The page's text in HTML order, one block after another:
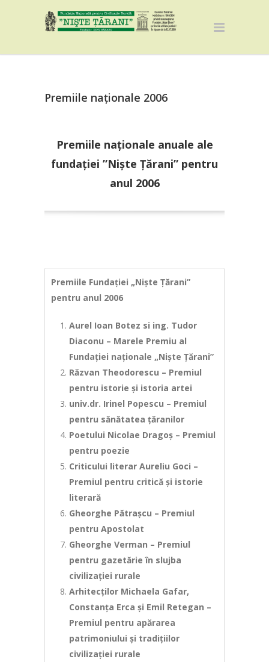
Premiile naționale 2006
Premiile naționale anuale ale
fundației ”Niște Țărani” pentru
anul 2006
Premiile Fundației „Niște Țărani”
pentru anul 2006
Aurel Ioan Botez si ing. Tudor
Diaconu – Marele Premiu al
Fundației naționale „Niște Țărani”
Răzvan Theodorescu – Premiul
pentru istorie și istoria artei
univ.dr. Irinel Popescu – Premiul
pentru sănătatea țăranilor
Poetului Nicolae Dragoș – Premiul
pentru poezie
Criticului literar Aureliu Goci –
Premiul pentru critică și istorie
literară
Gheorghe Pătrașcu – Premiul
pentru Apostolat
Gheorghe Verman – Premiul
pentru gazetărie în slujba
civilizației rurale
Arhitecților Michaela Gafar,
Constanța Erca și Emil Retegan –
Premiul pentru apărarea
patrimoniului și tradițiilor
civilizației rurale